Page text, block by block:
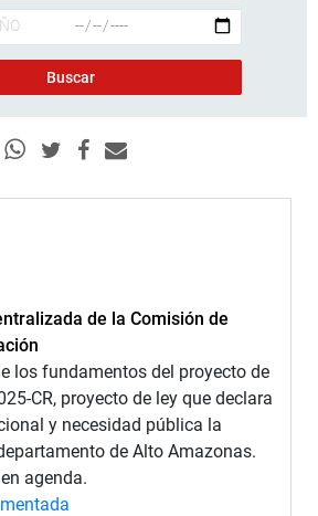
de la Comisión de
los fundamentos del proyecto de
CR, proyecto de ley que declara
y necesidad pública la
de Alto Amazonas.
agenda.